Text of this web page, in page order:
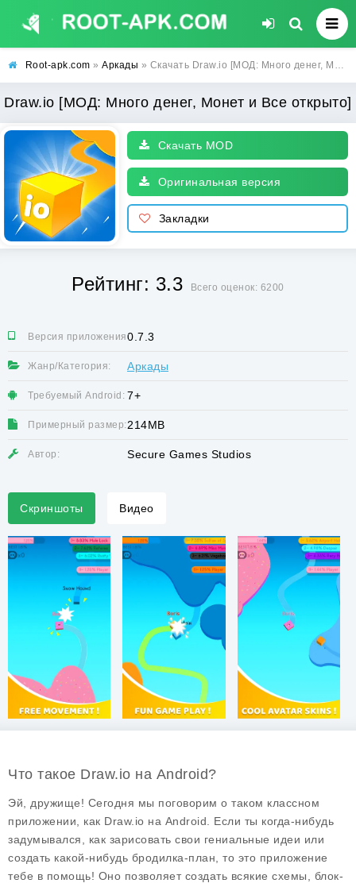
Root-apk.com » Аркады » Скачать Draw.io [МОД: Много денег, Монет и Все открыто] | Взлом Draw.io на Андроид
Draw.io [МОД: Много денег, Монет и Все открыто]
Скачать MOD
Оригинальная версия
Закладки
Рейтинг: 3.3 Всего оценок: 6200
Версия приложения:0.7.3
Жанр/Категория: Аркады
Требуемый Android: 7+
Примерный размер: 214MB
Автор: Secure Games Studios
Скриншоты Видео
Что такое Draw.io на Android?
Эй, дружище! Сегодня мы поговорим о таком классном
приложении, как Draw.io на Android. Если ты когда-нибудь
задумывался, как зарисовать свои гениальные идеи или
создать какой-нибудь бродилка-план, то это приложение
тебе в помощь! Оно позволяет создать всякие схемы, блок-